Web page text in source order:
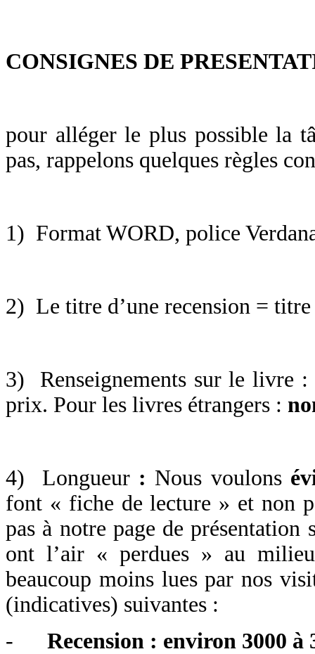
CONSIGNES DE
pour alléger le plus possible la
pas, rappelons quelques règles
1) Format WORD, police
2) Le titre d’une recension =
3) Renseignements sur le livre
prix. Pour les livres étrangers :
4) Longueur : Nous voulons
font « fiche de lecture » et non
pas à notre page de présentation
ont l’air « perdues » au
beaucoup moins lues par nos
(indicatives) suivantes :
- Recension : environ 3000 à